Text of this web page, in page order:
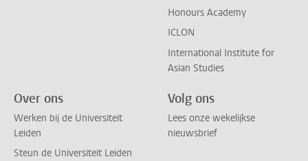
Honours Academy
ICLON
International Institute for
Asian Studies
Over ons
Werken bij de Universiteit
Leiden
Steun de Universiteit Leiden
Volg ons
Lees onze wekelijkse
nieuwsbrief